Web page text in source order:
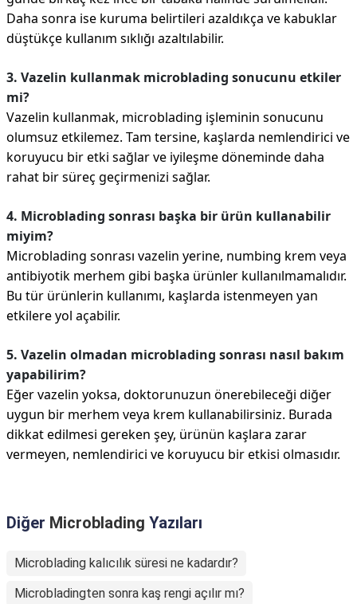
Daha sonra ise kuruma belirtileri azaldıkça ve kabuklar
düştükçe kullanım sıklığı azaltılabilir.
3. Vazelin kullanmak microblading sonucunu etkiler
mi?
Vazelin kullanmak, microblading işleminin sonucunu
olumsuz etkilemez. Tam tersine, kaşlarda nemlendirici ve
koruyucu bir etki sağlar ve iyileşme döneminde daha
rahat bir süreç geçirmenizi sağlar.
4. Microblading sonrası başka bir ürün kullanabilir
miyim?
Microblading sonrası vazelin yerine, numbing krem veya
antibiyotik merhem gibi başka ürünler kullanılmamalıdır.
Bu tür ürünlerin kullanımı, kaşlarda istenmeyen yan
etkilere yol açabilir.
5. Vazelin olmadan microblading sonrası nasıl bakım
yapabilirim?
Eğer vazelin yoksa, doktorunuzun önerebileceği diğer
uygun bir merhem veya krem kullanabilirsiniz. Burada
dikkat edilmesi gereken şey, ürünün kaşlara zarar
vermeyen, nemlendirici ve koruyucu bir etkisi olmasıdır.
Diğer Microblading Yazıları
Microblading kalıcılık süresi ne kadardır?
Microbladingten sonra kaş rengi açılır mı?